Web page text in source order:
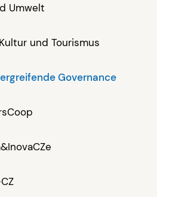
Umwelt
und Tourismus
Governance